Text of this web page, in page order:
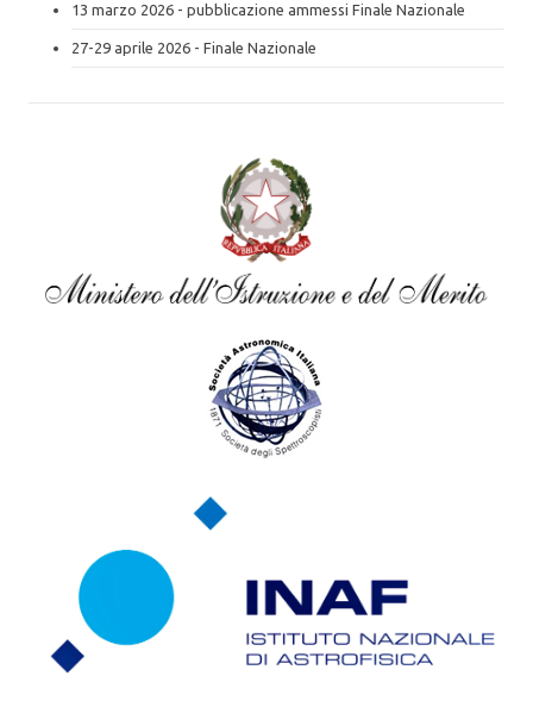
13 marzo 2026 - pubblicazione ammessi Finale Nazionale
27-29 aprile 2026 - Finale Nazionale